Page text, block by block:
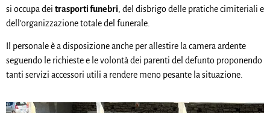
si occupa dei trasporti funebri, del disbrigo delle pratiche cimiteriali e
dell’organizzazione totale del funerale.
Il personale è a disposizione anche per allestire la camera ardente
seguendo le richieste e le volontà dei parenti del defunto proponendo
tanti servizi accessori utili a rendere meno pesante la situazione.